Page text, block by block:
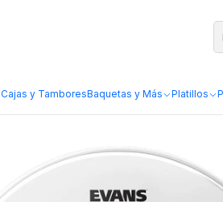
Cajas y TamboresBaquetas y Más Platillos